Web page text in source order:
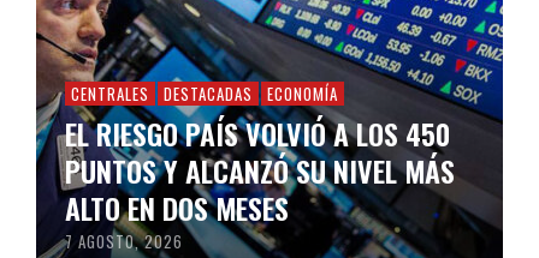
CENTRALES DESTACADAS ECONOMÍA
EL RIESGO PAÍS VOLVIÓ A LOS 450
PUNTOS Y ALCANZÓ SU NIVEL MÁS
ALTO EN DOS MESES
7 AGOSTO, 2026